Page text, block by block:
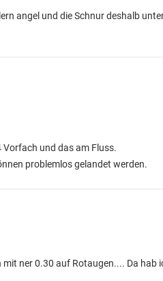
angel und die Schnur deshalb
Vorfach und das am Fluss.
problemlos gelandet werden.
mit ner 0.30 auf Rotaugen.... Da